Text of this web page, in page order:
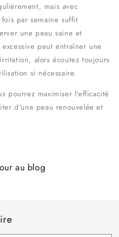
mais avec
par semaine suffit
une peau saine et
peut entraîner une
alors écoutez toujours
si nécessaire.
pourrez maximiser l'efficacité
d'une peau renouvelée et
au blog